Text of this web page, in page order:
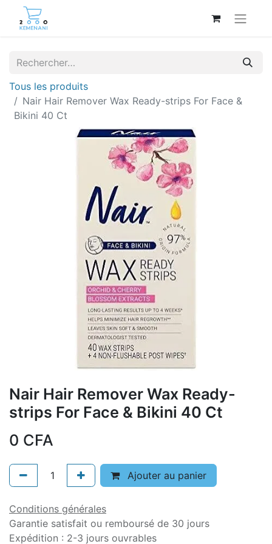
Tous les produits
Nair Hair Remover Wax Ready-strips For Face &
Bikini 40 Ct
Nair Hair Remover Wax Ready-
strips For Face & Bikini 40 Ct
0 CFA
Ajouter au panier
Conditions générales
Garantie satisfait ou remboursé de 30 jours
Expédition : 2-3 jours ouvrables